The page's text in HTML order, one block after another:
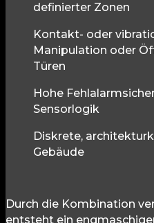
definierter Zonen
Kontakt- oder
Manipulation oder
Türen
Hohe
Sensorlogik
Diskrete,
Gebäude
Durch die Kombination
entsteht ein